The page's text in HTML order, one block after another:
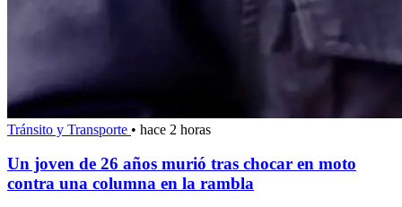
Tránsito y Transporte • hace 2 horas
Un joven de 26 años murió tras chocar en moto
contra una columna en la rambla